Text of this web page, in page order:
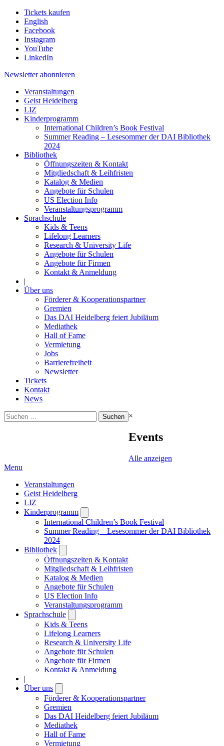
Tickets kaufen
English
Facebook
Instagram
YouTube
LinkedIn
Newsletter abonnieren
Veranstaltungen
Geist Heidelberg
LIZ
Kinderprogramm
International Children’s Book Festival
Summer Reading – Lesesommer der DAI Bibliothek
2024
Bibliothek
Öffnungszeiten & Kontakt
Mitgliedschaft & Leihfristen
Katalog & Medien
Angebote für Schulen
US Election Info
Veranstaltungsprogramm
Sprachschule
Kids & Teens
Lifelong Learners
Research & University Life
Angebote für Schulen
Angebote für Firmen
Kontakt & Anmeldung
|
Über uns
Förderer & Kooperationspartner
Gremien
Das DAI Heidelberg feiert Jubiläum
Mediathek
Hall of Fame
Vermietung
Jobs
Barrierefreiheit
Newsletter
Tickets
Kontakt
News
Suchen
nach:
×
Events
Alle anzeigen
Menu
Veranstaltungen
Geist Heidelberg
LIZ
Kinderprogramm
submenu
International Children’s Book Festival
Summer Reading – Lesesommer der DAI Bibliothek
2024
Bibliothek
submenu
Öffnungszeiten & Kontakt
Mitgliedschaft & Leihfristen
Katalog & Medien
Angebote für Schulen
US Election Info
Veranstaltungsprogramm
Sprachschule
submenu
Kids & Teens
Lifelong Learners
Research & University Life
Angebote für Schulen
Angebote für Firmen
Kontakt & Anmeldung
|
Über uns
submenu
Förderer & Kooperationspartner
Gremien
Das DAI Heidelberg feiert Jubiläum
Mediathek
Hall of Fame
Vermietung